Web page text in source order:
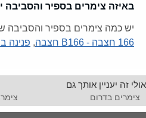
באיזה צימרים בספיר
יש כמה צימרים בספיר
166 חצבה - B166 חצבה
, פנינה
אולי זה יעניין אותך גם
צימרים בדרום